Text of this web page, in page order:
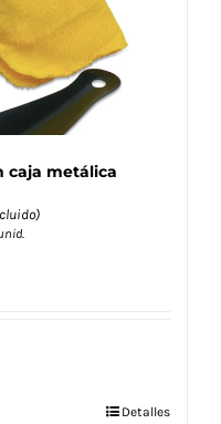
caja metálica
Detalles